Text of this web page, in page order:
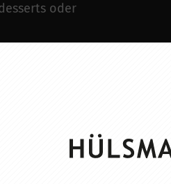
oder
ZU DIESEM